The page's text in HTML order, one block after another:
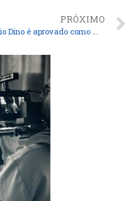
PRÓXIMO
Flávio Dino é aprovado como mais novo ministro do Supremo Tribunal Federal (STF).